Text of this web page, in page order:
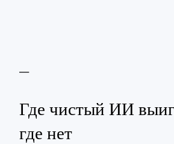
—
Где чистый ИИ
где нет